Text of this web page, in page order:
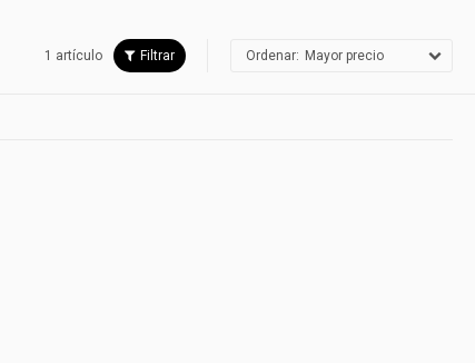
1 artículo Mayor precio